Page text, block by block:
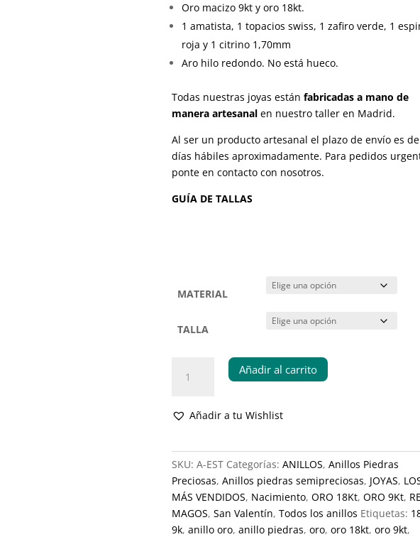
€390,00
€790,00
Oro macizo 9kt y oro 18kt.
1 amatista, 1 topacios swiss, 1 zafiro verde, 1
roja y 1 citrino 1,70mm
Aro hilo redondo. No está hueco.
Todas nuestras joyas estánfabricadas a mano de
manera artesanal en nuestro taller en Madrid.
Al ser un producto artesanal el plazo de envío es
días hábiles aproximadamente. Para pedidos
ponte en contacto con nosotros.
GUÍA DE TALLAS
MATERIAL
TALLA
Estambul
Añadir al carrito
Añadir a tu Wishlist
SKU:A-EST Categorías:ANILLOS,Anillos Piedras
Preciosas,Anillos piedras semipreciosas, JOYAS,
MÁS VENDIDOS, Nacimiento,ORO 18Kt,ORO 9Kt,
MAGOS,San Valentín,Todos los anillos Etiquetas:
9k,anillo oro,anillo piedras,oro,oro 18kt,oro 9kt,